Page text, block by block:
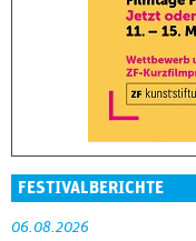
FESTIVALBERICHTE
06.08.2026